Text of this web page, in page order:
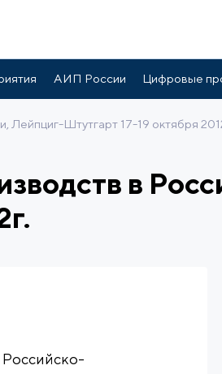
АИП России Цифровые
Лейпциг-Штутгарт 17-19 октября
в
Российско-